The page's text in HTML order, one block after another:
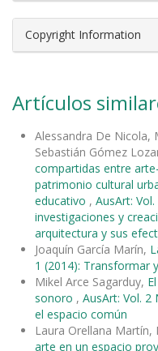
Copyright Information
Artículos
Alessandra De Nicola,
Sebastián Gómez
compartidas entre
patrimonio cultural
educativo , AusArt:
investigaciones y
arquitectura y sus
Joaquín García Marín,
1 (2014): Transformar
Mikel Arce Sagarduy,
sonoro , AusArt: Vol.
el espacio común
Laura Orellana Martín,
arte en un espacio